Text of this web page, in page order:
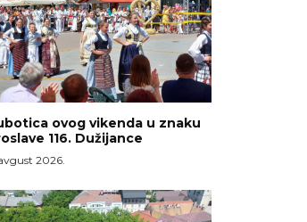
ovog vikenda u znaku
116. Dužijance
2026.